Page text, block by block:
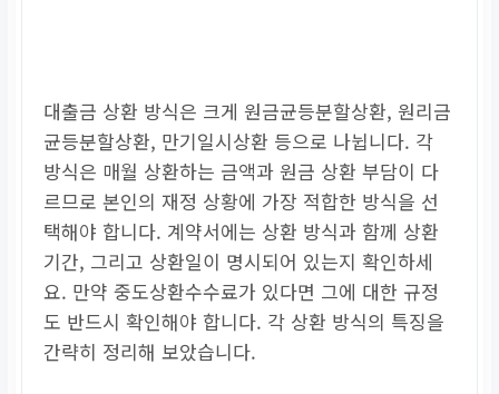
대출금 상환 방식은 크게 원금균등분할상환, 원리금
균등분할상환, 만기일시상환 등으로 나뉩니다. 각
방식은 매월 상환하는 금액과 원금 상환 부담이 다
르므로 본인의 재정 상황에 가장 적합한 방식을 선
택해야 합니다. 계약서에는 상환 방식과 함께 상환
기간, 그리고 상환일이 명시되어 있는지 확인하세
요. 만약 중도상환수수료가 있다면 그에 대한 규정
도 반드시 확인해야 합니다. 각 상환 방식의 특징을
간략히 정리해 보았습니다.